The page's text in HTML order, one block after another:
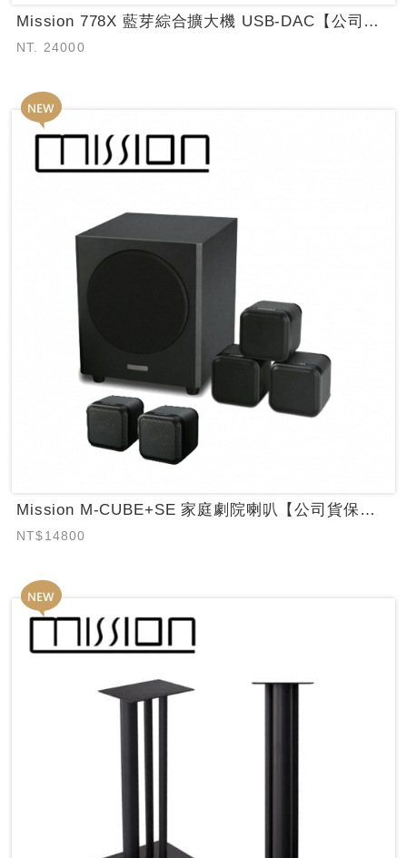
Mission 778X 藍芽綜合擴大機 USB-DAC【公司貨保固】
NT. 24000
Mission M-CUBE+SE 家庭劇院喇叭【公司貨保固】
NT$14800